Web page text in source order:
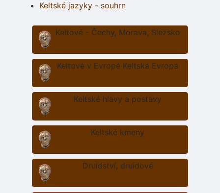
Keltské jazyky - souhrn
Keltové - Čechy, Morava, Slezsko
Keltové v Evropě Keltská Evropa
Keltské hlavy a postavy
Keltské kmeny
Druidství, druidové